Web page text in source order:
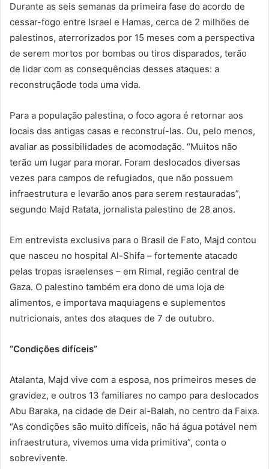
Durante as seis semanas da primeira fase do acordo de
cessar-fogo entre Israel e Hamas, cerca de 2 milhões de
palestinos, aterrorizados por 15 meses com a perspectiva
de serem mortos por bombas ou tiros disparados, terão
de lidar com as consequências desses ataques: a
reconstruçãode toda uma vida.
Para a população palestina, o foco agora é retornar aos
locais das antigas casas e reconstruí-las. Ou, pelo menos,
avaliar as possibilidades de acomodação. “Muitos não
terão um lugar para morar. Foram deslocados diversas
vezes para campos de refugiados, que não possuem
infraestrutura e levarão anos para serem restauradas”,
segundo Majd Ratata, jornalista palestino de 28 anos.
Em entrevista exclusiva para o Brasil de Fato, Majd contou
que nasceu no hospital Al-Shifa – fortemente atacado
pelas tropas israelenses – em Rimal, região central de
Gaza. O palestino também era dono de uma loja de
alimentos, e importava maquiagens e suplementos
nutricionais, antes dos ataques de 7 de outubro.
“Condições difíceis”
Atalanta, Majd vive com a esposa, nos primeiros meses de
gravidez, e outros 13 familiares no campo para deslocados
Abu Baraka, na cidade de Deir al-Balah, no centro da Faixa.
“As condições são muito difíceis, não há água potável nem
infraestrutura, vivemos uma vida primitiva”, conta o
sobrevivente.